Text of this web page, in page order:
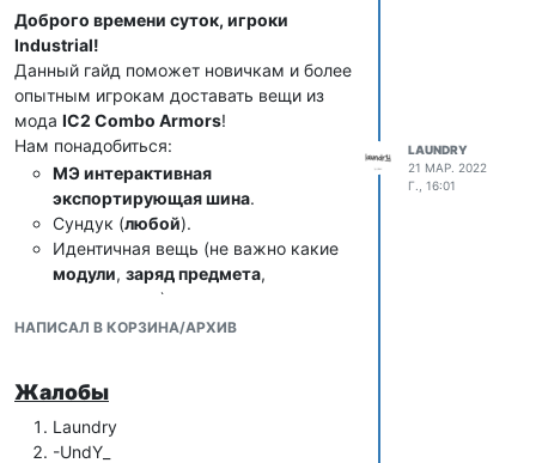
Доброго времени суток, игроки
Industrial!
Данный гайд поможет новичкам и более
опытным игрокам доставать вещи из
мода IC2 Combo Armors!
Нам понадобиться:
МЭ интерактивная
экспортирующая шина.
Сундук (любой).
Идентичная вещь (не важно какие
модули, заряд предмета,
).
Приступим, в Вашей МЭ системе
НАПИСАЛ В КОРЗИНА/АРХИВ
LAUNDRY
21 МАР. 2022
Г., 16:01
Жалобы
Laundry
-UndY_